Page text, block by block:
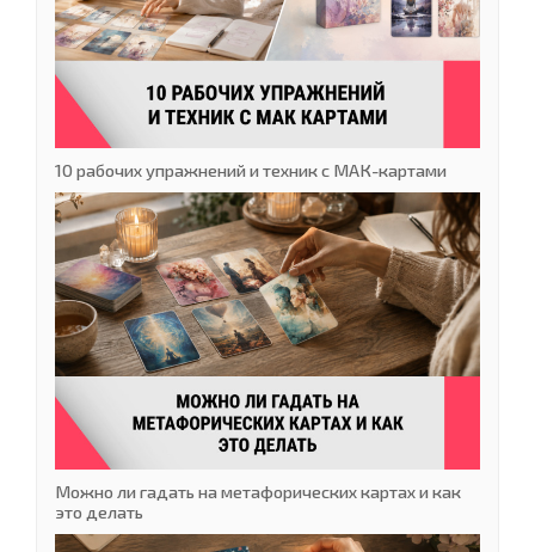
10 рабочих упражнений и техник с МАК-картами
Можно ли гадать на метафорических картах и как
это делать